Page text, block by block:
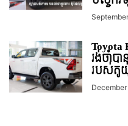
Toyota
រង់ចាំប
របស់តូ
December